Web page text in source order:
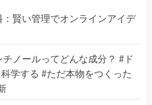
賢い管理でオンラインアイデ
チノールってどんな成分？ #ド
学する #ただ本物をつくった